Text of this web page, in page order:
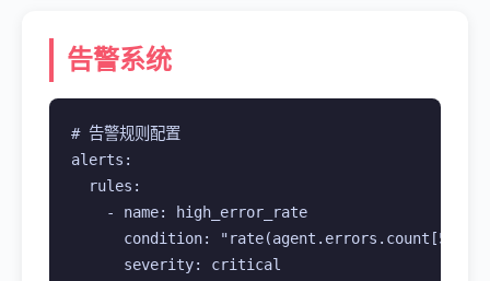
告警系统
# 告警规则配置
alerts:
  rules:
    - name: high_error_rate
condition: "rate(agent.errors.count[5m])
      severity: critical